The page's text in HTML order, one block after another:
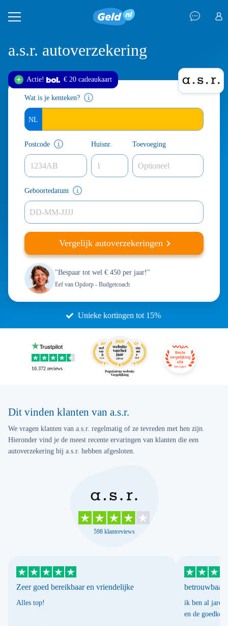
a.s.r. autoverzekering
Actie! € 20 cadeaukaart
Wat is je kenteken?
Postcode Huisnr. Toevoeging
Geboortedatum
DD-MM-JJJJ
Vergelijk autoverzekeringen
"Bespaar tot wel € 450 per jaar!"
Eef van Opdorp - Budgetcoach
Unieke kortingen tot 15%
10.372 reviews
Dit vinden klanten van a.s.r.
We vragen klanten van a.s.r. regelmatig of ze tevreden met hen zijn.
Hieronder vind je de meest recente ervaringen van klanten die een
autoverzekering bij a.s.r. hebben afgesloten.
598 klantreviews
Zeer goed bereikbaar en vriendelijke
Alles top!
betrouwbaar
ik ben al jaren
en de